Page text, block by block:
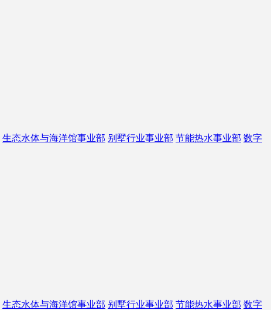
生态水体与海洋馆事业部 别墅行业事业部 节能热水事业部 数字
生态水体与海洋馆事业部 别墅行业事业部 节能热水事业部 数字